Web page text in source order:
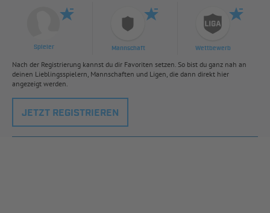
Spieler Mannschaft Wettbewerb
Nach der Registrierung kannst du dir Favoriten setzen. So bist du ganz nah an
deinen Lieblingsspielern, Mannschaften und Ligen, die dann direkt hier
angezeigt werden.
JETZT REGISTRIEREN